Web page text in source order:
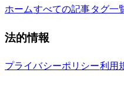
ホームすべての記事タグ一
法的情報
プライバシーポリシー利用